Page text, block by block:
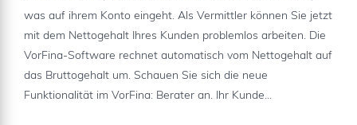
was auf ihrem Konto eingeht. Als Vermittler können Sie jetzt
mit dem Nettogehalt Ihres Kunden problemlos arbeiten. Die
VorFina-Software rechnet automatisch vom Nettogehalt auf
das Bruttogehalt um. Schauen Sie sich die neue
Funktionalität im VorFina: Berater an. Ihr Kunde...